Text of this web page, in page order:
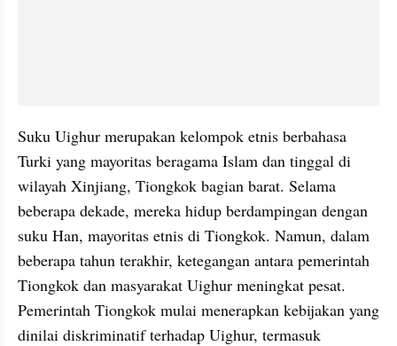
Suku Uighur merupakan kelompok etnis berbahasa
Turki yang mayoritas beragama Islam dan tinggal di
wilayah Xinjiang, Tiongkok bagian barat. Selama
beberapa dekade, mereka hidup berdampingan dengan
suku Han, mayoritas etnis di Tiongkok. Namun, dalam
beberapa tahun terakhir, ketegangan antara pemerintah
Tiongkok dan masyarakat Uighur meningkat pesat.
Pemerintah Tiongkok mulai menerapkan kebijakan yang
dinilai diskriminatif terhadap Uighur, termasuk